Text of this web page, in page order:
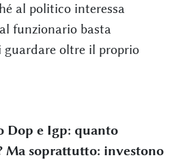
al politico interessa
funzionario basta
oltre il proprio
e Igp: quanto
Ma soprattutto: investono